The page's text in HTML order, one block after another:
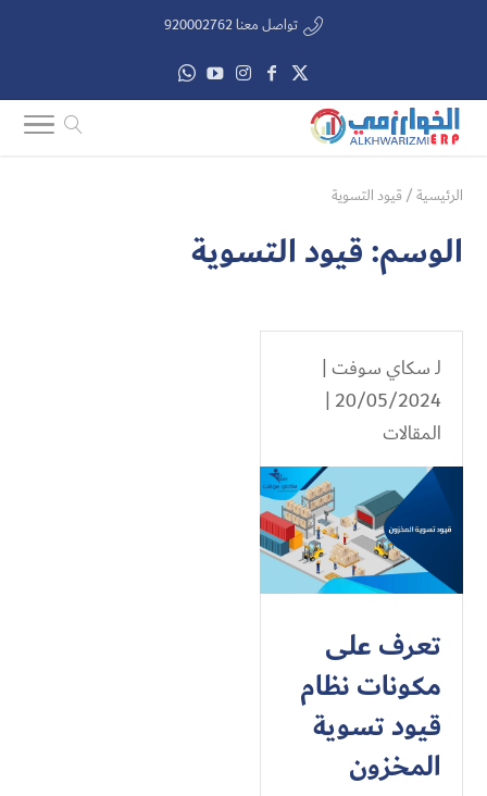
تواصل معنا 920002762
الرئيسية/قيود التسوية
الوسم:قيود التسوية
لـسكاي سوفت |
20/05/2024 |
المقالات
تعرف على
مكونات نظام
قيود تسوية
المخزون